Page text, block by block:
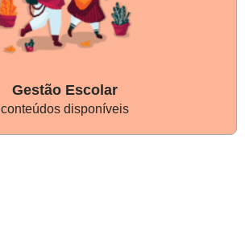
Gestão Escolar
conteúdos disponíveis